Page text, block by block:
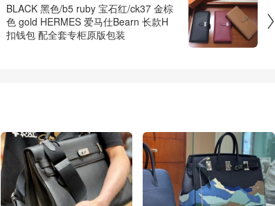

BLACK 黑色/b5 ruby 宝石红/ck37 金棕
色 gold HERMES 爱马仕Bearn 长款H
扣钱包 配全套专柜原版包装